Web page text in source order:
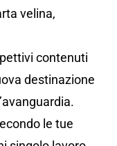
velina,
contenuti
destinazione
le tue